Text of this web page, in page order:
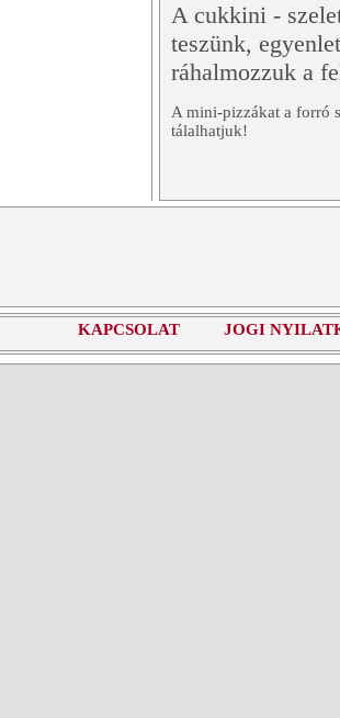
A cukkini -
teszünk,
ráhalmozzuk a
A mini-pizzákat a forró
tálalhatjuk!
KAPCSOLAT JOGI